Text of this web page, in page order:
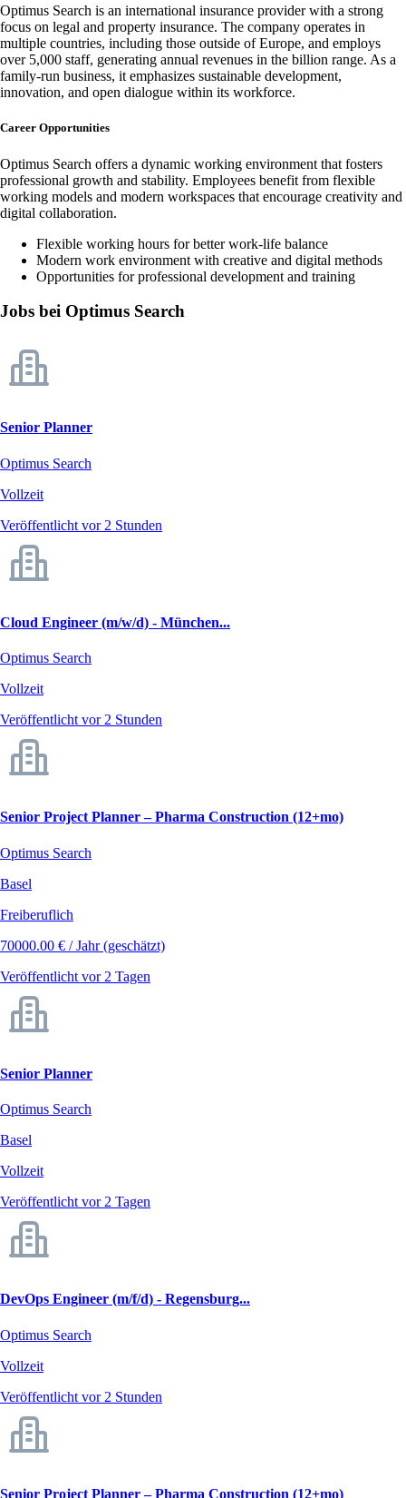
Optimus Search is an international insurance provider with a strong
focus on legal and property insurance. The company operates in
multiple countries, including those outside of Europe, and employs
over 5,000 staff, generating annual revenues in the billion range. As a
family-run business, it emphasizes sustainable development,
innovation, and open dialogue within its workforce.
Career Opportunities
Optimus Search offers a dynamic working environment that fosters
professional growth and stability. Employees benefit from flexible
working models and modern workspaces that encourage creativity and
digital collaboration.
Flexible working hours for better work-life balance
Modern work environment with creative and digital methods
Opportunities for professional development and training
Jobs bei Optimus Search
Senior Planner
Optimus Search
Vollzeit
Veröffentlicht vor 2 Stunden
Cloud Engineer (m/w/d) - München...
Optimus Search
Vollzeit
Veröffentlicht vor 2 Stunden
Senior Project Planner – Pharma Construction (12+mo)
Optimus Search
Basel
Freiberuflich
70000.00 € / Jahr (geschätzt)
Veröffentlicht vor 2 Tagen
Senior Planner
Optimus Search
Basel
Vollzeit
Veröffentlicht vor 2 Tagen
DevOps Engineer (m/f/d) - Regensburg...
Optimus Search
Vollzeit
Veröffentlicht vor 2 Stunden
Senior Project Planner – Pharma Construction (12+mo)